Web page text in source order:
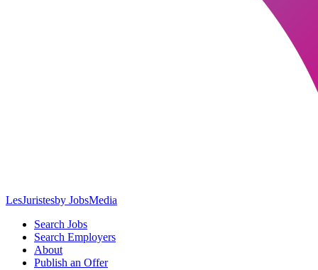
LesJuristesby JobsMedia
Search Jobs
Search Employers
About
Publish an Offer